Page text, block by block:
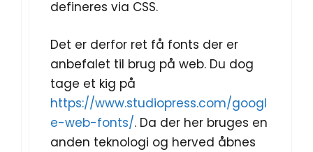
defineres via CSS.
Det er derfor ret få fonts der er
anbefalet til brug på web. Du dog
tage et kig på
https://www.studiopress.com/googl
e-web-fonts/. Da der her bruges en
anden teknologi og herved åbnes